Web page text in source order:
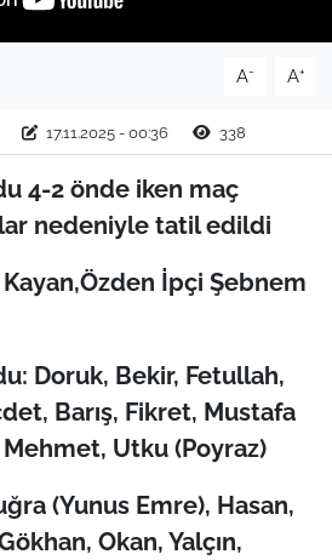
A- A+
17.11.2025 - 00:36 338
4-2 önde iken maç
nedeniyle tatil edildi
İpçi Şebnem
Doruk, Bekir, Fetullah,
Barış, Fikret, Mustafa
Utku (Poyraz)
(Yunus Emre), Hasan,
Okan, Yalçın,